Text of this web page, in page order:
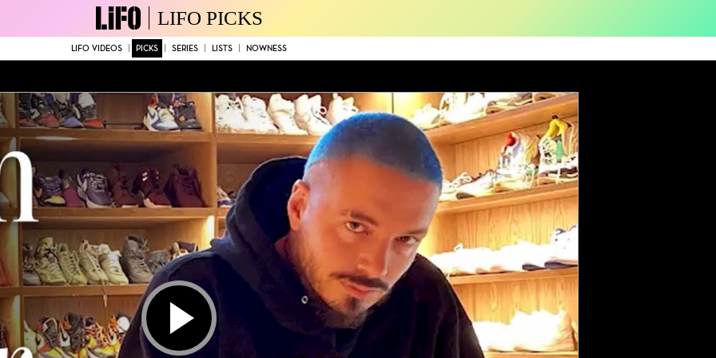
LIFO PICKS
LIFO VIDEOS PICKS SERIES LISTS NOWNESS
Play